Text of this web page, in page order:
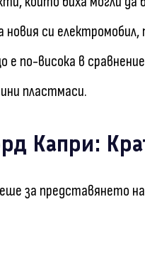
си
е по-висока в
пластмаси.
Капри:
за представянето